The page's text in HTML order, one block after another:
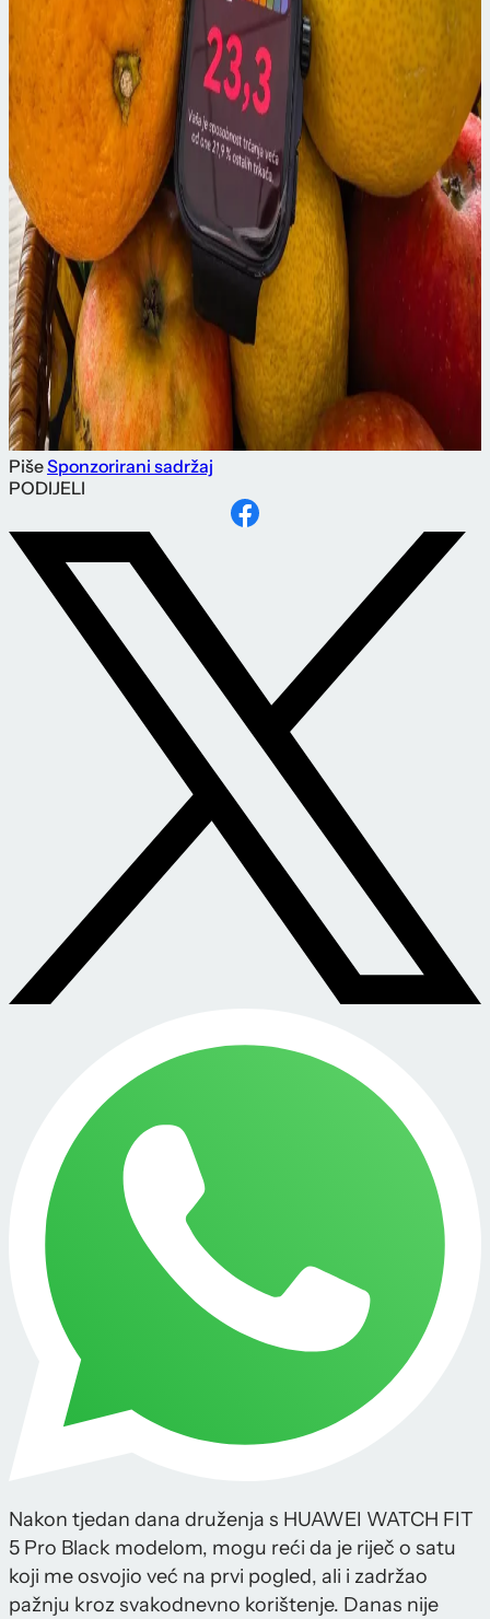
PišeSponzorirani sadržaj
PODIJELI
Nakon tjedan dana druženja s HUAWEI WATCH FIT
5 Pro Black modelom, mogu reći da je riječ o satu
koji me osvojio već na prvi pogled, ali i zadržao
pažnju kroz svakodnevno korištenje. Danas nije